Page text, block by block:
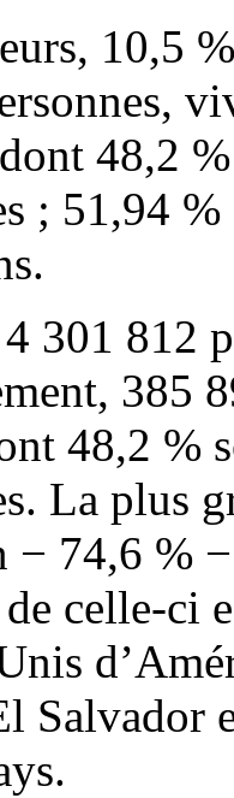
10,5
48,2
; 51,94
301 812
385
48,2 %
La plus
74,6 %
celle-ci
Salvador